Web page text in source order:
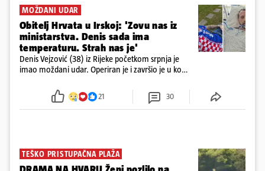
MOŽDANI UDAR
Obitelj Hrvata u Irskoj: 'Zovu nas iz
ministarstva. Denis sada ima
temperaturu. Strah nas je'
Denis Vejzović (38) iz Rijeke početkom srpnja je
imao moždani udar. Operiran je i završio je u komi.
tamošnji liječnici ne vjeruju u oporavak: 'Imamo
21 30
TEŠKO PRISTUPAČNA PLAŽA